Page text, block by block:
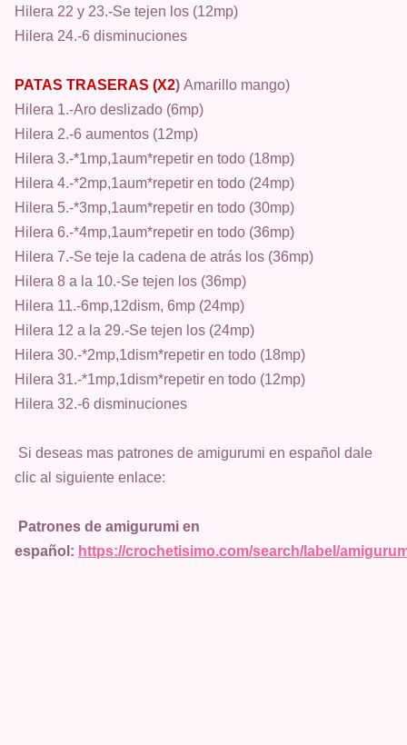
Hilera 22 y 23.-Se tejen los (12mp)
Hilera 24.-6 disminuciones
PATAS TRASERAS (X2) Amarillo mango)
Hilera 1.-Aro deslizado (6mp)
Hilera 2.-6 aumentos (12mp)
Hilera 3.-*1mp,1aum*repetir en todo (18mp)
Hilera 4.-*2mp,1aum*repetir en todo (24mp)
Hilera 5.-*3mp,1aum*repetir en todo (30mp)
Hilera 6.-*4mp,1aum*repetir en todo (36mp)
Hilera 7.-Se teje la cadena de atrás los (36mp)
Hilera 8 a la 10.-Se tejen los (36mp)
Hilera 11.-6mp,12dism, 6mp (24mp)
Hilera 12 a la 29.-Se tejen los (24mp)
Hilera 30.-*2mp,1dism*repetir en todo (18mp)
Hilera 31.-*1mp,1dism*repetir en todo (12mp)
Hilera 32.-6 disminuciones
Si deseas mas patrones de amigurumi en español dale
clic al siguiente enlace:
Patrones de amigurumi en
español: https://crochetisimo.com/search/label/